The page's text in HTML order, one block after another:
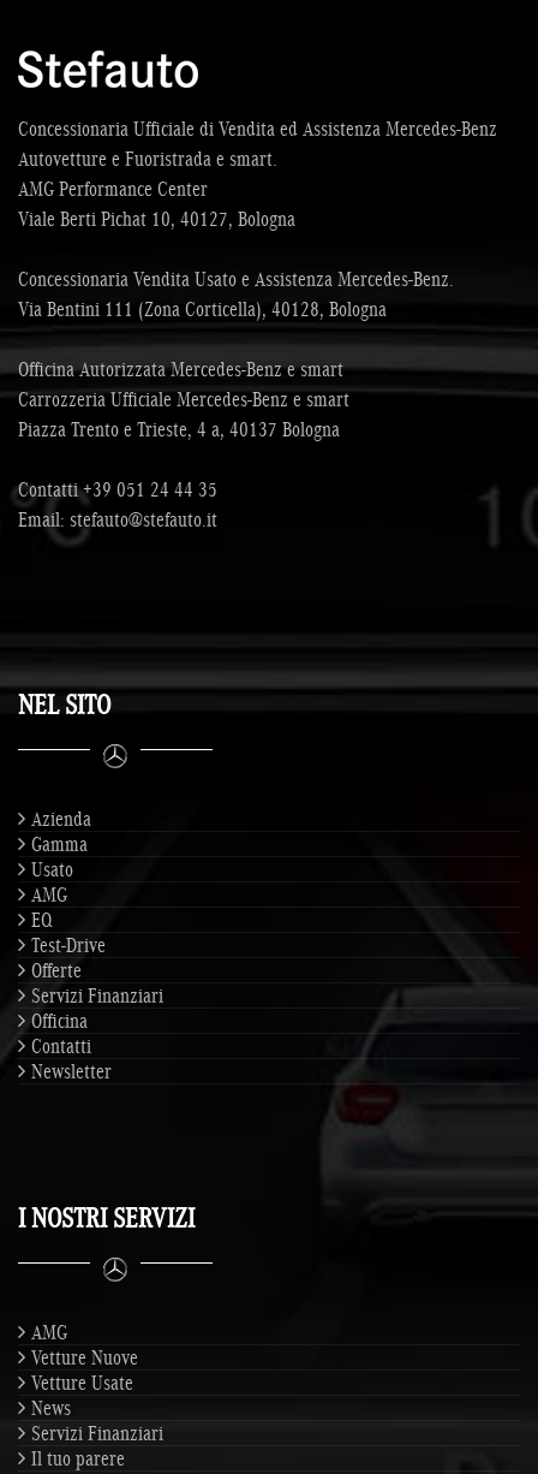
Concessionaria Ufficiale di Vendita ed Assistenza Mercedes-Benz
Autovetture e Fuoristrada e smart.
AMG Performance Center
Viale Berti Pichat 10, 40127, Bologna
Concessionaria Vendita Usato e Assistenza Mercedes-Benz.
Via Bentini 111 (Zona Corticella), 40128, Bologna
Officina Autorizzata Mercedes-Benz e smart
Carrozzeria Ufficiale Mercedes-Benz e smart
Piazza Trento e Trieste, 4 a, 40137 Bologna
Contatti+39 051 24 44 35
Email: stefauto@stefauto.it
NEL SITO
Azienda
Gamma
Usato
AMG
EQ
Test-Drive
Offerte
Servizi Finanziari
Officina
Contatti
Newsletter
I NOSTRI SERVIZI
AMG
Vetture Nuove
Vetture Usate
News
Servizi Finanziari
Il tuo parere